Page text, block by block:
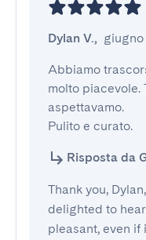
Dylan V.,
Abbiamo
molto piacevole.
aspettavamo.
Pulito e curato.
Risposta da
Thank you,
delighted to
pleasant, even if